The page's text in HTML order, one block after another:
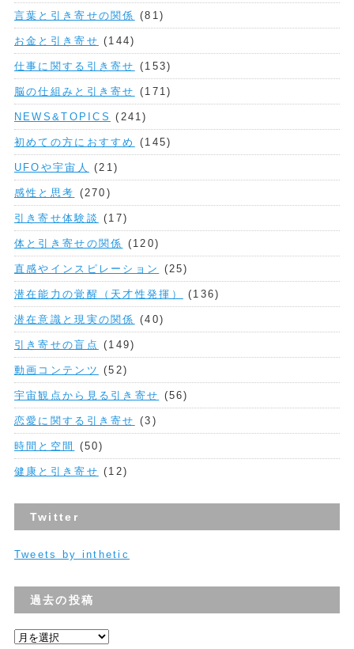
言葉と引き寄せの関係 (81)
お金と引き寄せ (144)
仕事に関する引き寄せ (153)
脳の仕組みと引き寄せ (171)
NEWS&TOPICS (241)
初めての方におすすめ (145)
UFOや宇宙人 (21)
感性と思考 (270)
引き寄せ体験談 (17)
体と引き寄せの関係 (120)
直感やインスピレーション (25)
潜在能力の覚醒（天才性発揮） (136)
潜在意識と現実の関係 (40)
引き寄せの盲点 (149)
動画コンテンツ (52)
宇宙観点から見る引き寄せ (56)
恋愛に関する引き寄せ (3)
時間と空間 (50)
健康と引き寄せ (12)
Twitter
Tweets by inthetic
過去の投稿
過